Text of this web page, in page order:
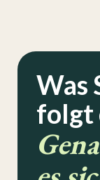
Was
folgt